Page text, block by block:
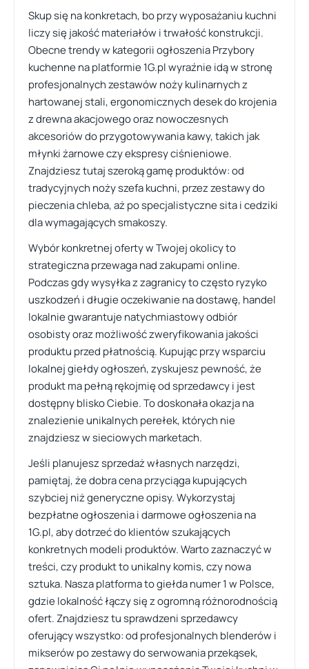
Skup się na konkretach, bo przy wyposażaniu kuchni
liczy się jakość materiałów i trwałość konstrukcji.
Obecne trendy w kategorii ogłoszenia Przybory
kuchenne na platformie 1G.pl wyraźnie idą w stronę
profesjonalnych zestawów noży kulinarnych z
hartowanej stali, ergonomicznych desek do krojenia
z drewna akacjowego oraz nowoczesnych
akcesoriów do przygotowywania kawy, takich jak
młynki żarnowe czy ekspresy ciśnieniowe.
Znajdziesz tutaj szeroką gamę produktów: od
tradycyjnych noży szefa kuchni, przez zestawy do
pieczenia chleba, aż po specjalistyczne sita i cedziki
dla wymagających smakoszy.
Wybór konkretnej oferty w Twojej okolicy to
strategiczna przewaga nad zakupami online.
Podczas gdy wysyłka z zagranicy to często ryzyko
uszkodzeń i długie oczekiwanie na dostawę, handel
lokalnie gwarantuje natychmiastowy odbiór
osobisty oraz możliwość zweryfikowania jakości
produktu przed płatnością. Kupując przy wsparciu
lokalnej giełdy ogłoszeń, zyskujesz pewność, że
produkt ma pełną rękojmię od sprzedawcy i jest
dostępny blisko Ciebie. To doskonała okazja na
znalezienie unikalnych perełek, których nie
znajdziesz w sieciowych marketach.
Jeśli planujesz sprzedaż własnych narzędzi,
pamiętaj, że dobra cena przyciąga kupujących
szybciej niż generyczne opisy. Wykorzystaj
bezpłatne ogłoszenia i darmowe ogłoszenia na
1G.pl, aby dotrzeć do klientów szukających
konkretnych modeli produktów. Warto zaznaczyć w
treści, czy produkt to unikalny komis, czy nowa
sztuka. Nasza platforma to giełda numer 1 w Polsce,
gdzie lokalność łączy się z ogromną różnorodnością
ofert. Znajdziesz tu sprawdzeni sprzedawcy
oferujący wszystko: od profesjonalnych blenderów i
mikserów po zestawy do serwowania przekąsek,